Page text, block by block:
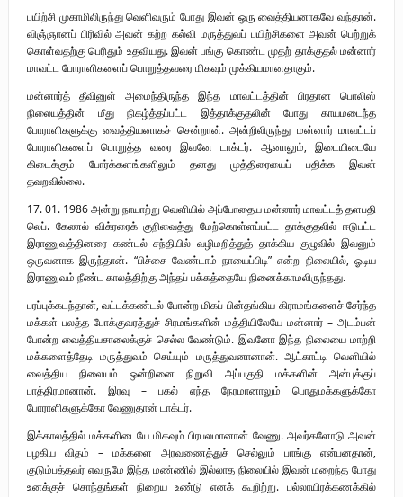
பயிற்சி முகாமிலிருந்து வெளிவரும் போது இவன் ஒரு வைத்தியனாகவே வந்தான்.
விஞ்ஞானப் பிரிவில் அவன் கற்ற கல்வி மருத்துவப் பயிற்சிகளை அவன் பெற்றுக்
கொள்வதற்கு பெரிதும் உதவியது. இவன் பங்கு கொண்ட முதற் தாக்குதல் மன்னார்
மாவட்ட போராளிகளைப் பொறுத்தவரை மிகவும் முக்கியமானதாகும்.
மன்னார்த் தீவினுள் அமைந்திருந்த இந்த மாவட்டத்தின் பிரதான பொலிஸ்
நிலையத்தின் மீது நிகழ்த்தப்பட்ட இத்தாக்குதலின் போது காயமடைந்த
போராளிகளுக்கு வைத்தியனாகச் சென்றான். அன்றிலிருந்து மன்னார் மாவட்டப்
போராளிகளைப் பொறுத்த வரை இவனே டாக்டர். ஆனாலும், இடையிடையே
கிடைக்கும் போர்க்களங்களிலும் தனது முத்திரையைப் பதிக்க இவன்
தவறவில்லை.
17. 01. 1986 அன்று நாயாற்று வெளியில் அப்போதைய மன்னார் மாவட்டத் தளபதி
லெப். கேணல் விக்ரரைக் குறிவைத்து மேற்கொள்ளப்பட்ட தாக்குதலில் ஈடுபட்ட
இராணுவத்தினரை கண்டல் சந்தியில் வழிமறித்துத் தாக்கிய குழுவில் இவனும்
ஒருவனாக இருந்தான். “பிச்சை வேண்டாம் நாயைப்பிடி” என்ற நிலையில், ஓடிய
இராணுவம் நீண்ட காலத்திற்கு அந்தப் பக்கத்தையே நினைக்காமலிருந்தது.
பரப்புக்கடந்தான், வட்டக்கண்டல் போன்ற மிகப் பின்தங்கிய கிராமங்களைச் சேர்ந்த
மக்கள் பலத்த போக்குவரத்துச் சிரமங்களின் மத்தியிலேயே மன்னார் – அடம்பன்
போன்ற வைத்தியசாலைக்குச் செல்ல வேண்டும். இவனோ இந்த நிலையை மாற்றி
மக்களைத்தேடி மருத்துவம் செய்யும் மருத்துவனானான். ஆட்காட்டி வெளியில்
வைத்திய நிலையம் ஒன்றினை நிறுவி அப்பகுதி மக்களின் அன்புக்குப்
பாத்திரமானான். இரவு – பகல் எந்த நேரமானாலும் பொதுமக்களுக்கோ
போராளிகளுக்கோ வேணுதான் டாக்டர்.
இக்காலத்தில் மக்களிடையே மிகவும் பிரபலமானான் வேணு. அவர்களோடு அவன்
பழகிய விதம் – மக்களை அரவணைத்துச் செல்லும் பாங்கு என்பனதான்,
குடும்பத்தவர் எவருமே இந்த மண்ணில் இல்லாத நிலையில் இவன் மறைந்த போது
உனக்குச் சொந்தங்கள் நிறைய உண்டு எனக் கூறிற்று. பல்லாயிரக்கணக்கில்